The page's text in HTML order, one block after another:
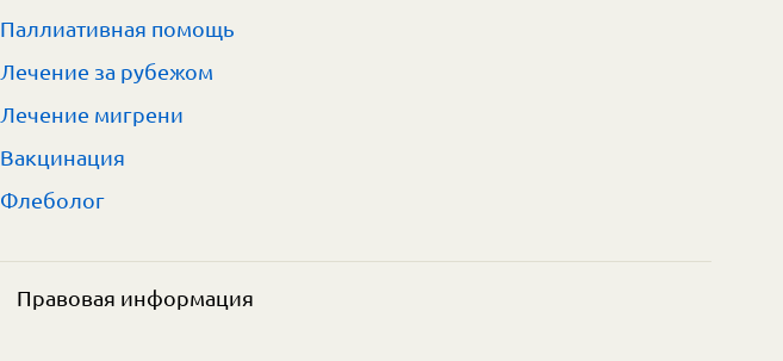
Паллиативная помощь
Лечение за рубежом
Лечение мигрени
Вакцинация
Флеболог
Правовая информация